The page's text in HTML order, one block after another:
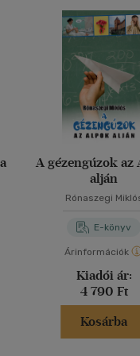
A gézengúzok az
alján
Rónaszegi
E-könyv
Árinformációk
Kiadói ár:
4 790 Ft
Kosárba